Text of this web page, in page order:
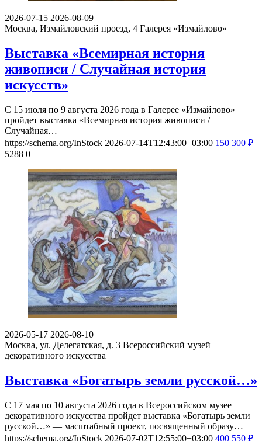
2026-07-15 2026-08-09
Москва, Измайловский проезд, 4 Галерея «Измайлово»
Выставка «Всемирная история
живописи / Случайная история
искусств»
С 15 июля по 9 августа 2026 года в Галерее «Измайлово»
пройдет выставка «Всемирная история живописи /
Случайная…
https://schema.org/InStock 2026-07-14T12:43:00+03:00 150 300 ₽
5288 0
2026-05-17 2026-08-10
Москва, ул. Делегатская, д. 3 Всероссийский музей
декоративного искусства
Выставка «Богатырь земли русской…»
С 17 мая по 10 августа 2026 года в Всероссийском музее
декоративного искусства пройдет выставка «Богатырь земли
русской…» — масштабный проект, посвященный образу…
https://schema.org/InStock 2026-07-02T12:55:00+03:00 400 550 ₽